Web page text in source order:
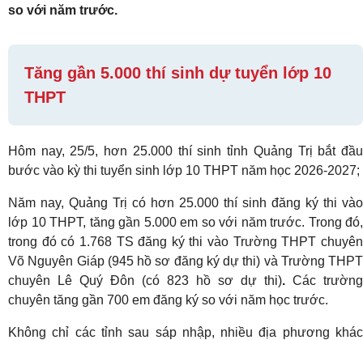
so với năm trước.
Tăng gần 5.000 thí sinh dự tuyển lớp 10
THPT
Hôm nay, 25/5, hơn 25.000 thí sinh tỉnh Quảng Trị bắt đầu
bước vào kỳ thi tuyển sinh lớp 10 THPT năm học 2026-2027;
Năm nay, Quảng Trị có hơn 25.000 thí sinh đăng ký thi vào
lớp 10 THPT, tăng gần 5.000 em so với năm trước. Trong đó,
trong đó có 1.768 TS đăng ký thi vào Trường THPT chuyên
Võ Nguyên Giáp (945 hồ sơ đăng ký dự thi) và Trường THPT
chuyên Lê Quý Đôn (có 823 hồ sơ dự thi). Các trường
chuyên tăng gần 700 em đăng ký so với năm học trước.
Không chỉ các tỉnh sau sáp nhập, nhiều địa phương khác